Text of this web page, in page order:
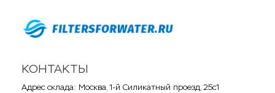
КОНТАКТЫ
Адрес склада: Москва, 1-й Силикатный проезд, 25с1